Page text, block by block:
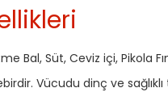
Bal, Süt, Ceviz içi, Pikola
Vücudu dinç ve